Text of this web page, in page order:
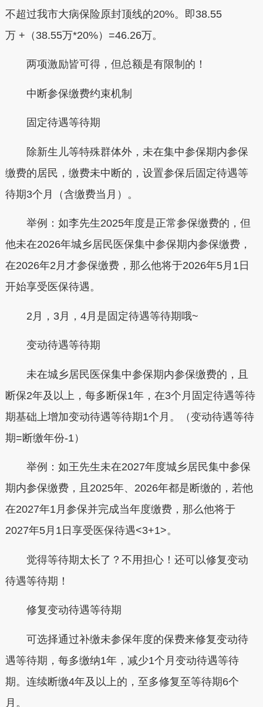
不超过我市大病保险原封顶线的20%。即38.55
万 +（38.55万*20%）=46.26万。
两项激励皆可得，但总额是有限制的！
中断参保缴费约束机制
固定待遇等待期
除新生儿等特殊群体外，未在集中参保期内参保
缴费的居民，缴费未中断的，设置参保后固定待遇等
待期3个月（含缴费当月）。
举例： 如李先生2025年度是正常参保缴费的，但
他未在2026年城乡居民医保集中参保期内参保缴费，
在2026年2月才参保缴费，那么他将于2026年5月1日
开始享受医保待遇。
2月，3月，4月是固定待遇等待期哦~
变动待遇等待期
未在城乡居民医保集中参保期内参保缴费的，且
断保2年及以上，每多断保1年，在3个月固定待遇等待
期基础上增加变动待遇等待期1个月。（变动待遇等待
期=断缴年份-1）
举例： 如王先生未在2027年度城乡居民集中参保
期内参保缴费，且2025年、2026年都是断缴的，若他
在2027年1月参保并完成当年度缴费，那么他将于
2027年5月1日享受医保待遇<3+1>。
觉得等待期太长了？不用担心！还可以修复变动
待遇等待期！
修复变动待遇等待期
可选择通过补缴未参保年度的保费来修复变动待
遇等待期，每多缴纳1年，减少1个月变动待遇等待
期。连续断缴4年及以上的，至多修复至等待期6个
月。